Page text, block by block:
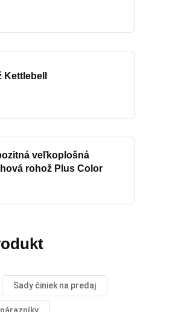
veľkoplošná
rohož Plus Color
Sady činiek na predaj